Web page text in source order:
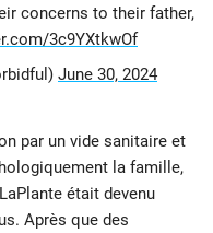
concerns to their father,
3c9YXtkwOf
June 30, 2024
par un vide sanitaire et
la famille,
était devenu
Après que des